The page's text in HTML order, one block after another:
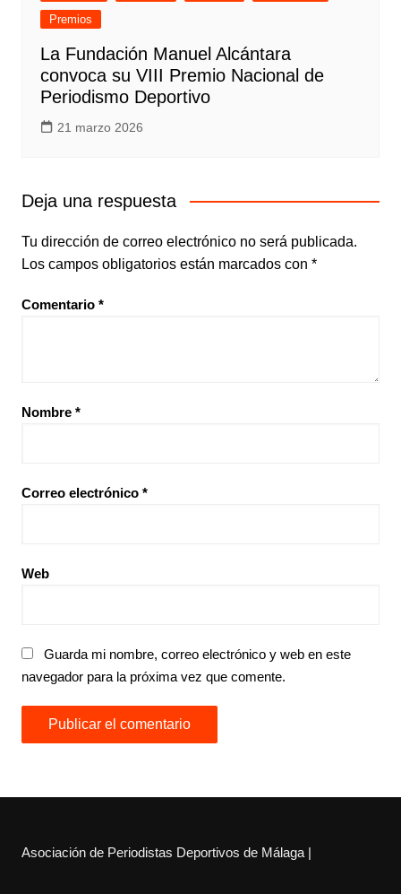
Premios
La Fundación Manuel Alcántara
convoca su VIII Premio Nacional de
Periodismo Deportivo
21 marzo 2026
Deja una respuesta
Tu dirección de correo electrónico no será publicada.
Los campos obligatorios están marcados con *
Comentario *
Nombre *
Correo electrónico *
Web
Guarda mi nombre, correo electrónico y web en este
navegador para la próxima vez que comente.
Asociación de Periodistas Deportivos de Málaga |